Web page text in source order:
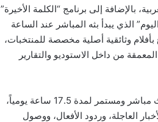
بالإضافة إلى برنامج “الكلمة الأخيرة”
اليوم” الذي يبدأ بثه المباشر عند الساعة
بأفلام وثائقية أصلية مخصصة للمنتخبات،
من داخل الاستوديو والتقارير
وتعزز قناة beIN SPORTS الإخبارية حضورها خلال البطولة ببث مباشر ومستمر لمدة 17.5 ساعة يومياً،
لتغطية الأخبار العاجلة، وردود الأفعال، ووصول